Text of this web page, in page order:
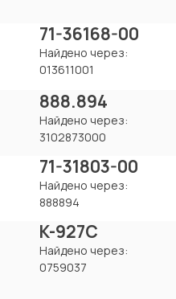
71-36168-00
Найдено через:
013611001
888.894
Найдено через:
3102873000
71-31803-00
Найдено через:
888894
K-927C
Найдено через:
0759037